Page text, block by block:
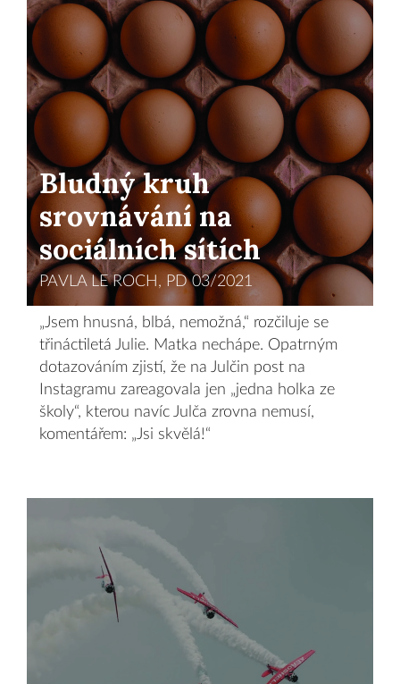
Bludný kruh
srovnávání na
sociálních sítích
PAVLA LE ROCH, PD 03/2021
„Jsem hnusná, blbá, nemožná,“ rozčiluje se
třináctiletá Julie. Matka nechápe. Opatrným
dotazováním zjistí, že na Julčin post na
Instagramu zareagovala jen „jedna holka ze
školy“, kterou navíc Julča zrovna nemusí,
komentářem: „Jsi skvělá!“